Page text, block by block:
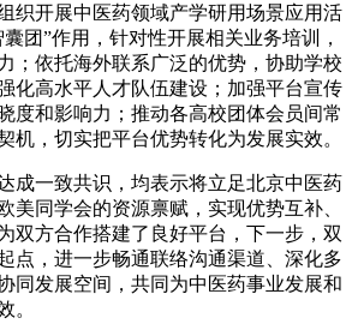
织开展中医药领域产学研用场景应用活
团”作用，针对性开展相关业务培训，
；依托海外联系广泛的优势，协助学校
化高水平人才队伍建设；加强平台宣传
度和影响力；推动各高校团体会员间常
机，切实把平台优势转化为发展实效。
一致共识，均表示将立足北京中医药
美同学会的资源禀赋，实现优势互补、
双方合作搭建了良好平台，下一步，双
点，进一步畅通联络沟通渠道、深化多
同发展空间，共同为中医药事业发展和
。